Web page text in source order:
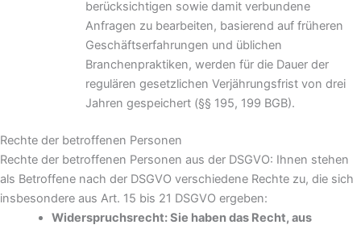
berücksichtigen sowie damit verbundene
Anfragen zu bearbeiten, basierend auf früheren
Geschäftserfahrungen und üblichen
Branchenpraktiken, werden für die Dauer der
regulären gesetzlichen Verjährungsfrist von drei
Jahren gespeichert (§§ 195, 199 BGB).
Rechte der betroffenen Personen
Rechte der betroffenen Personen aus der DSGVO: Ihnen stehen
als Betroffene nach der DSGVO verschiedene Rechte zu, die sich
insbesondere aus Art. 15 bis 21 DSGVO ergeben:
Widerspruchsrecht: Sie haben das Recht, aus